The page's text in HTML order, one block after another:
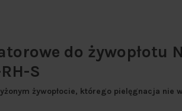
do żywopłotu
S
żywopłocie, którego pielęgnacja nie